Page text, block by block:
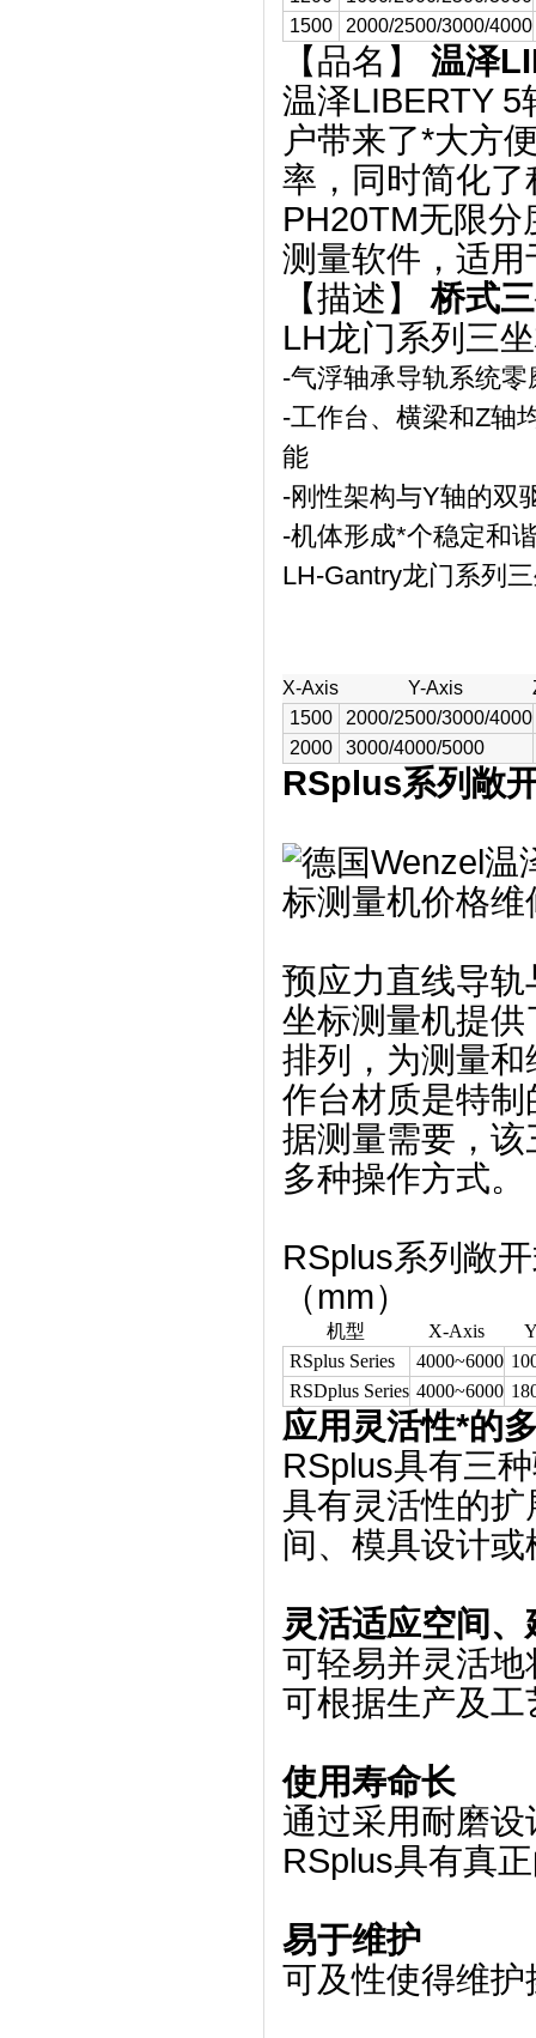
1500
2000/2500/3000/4000
【品名】 温泽
温泽LIBERTY
户带来了*大方
率，同时简化了
PH20TM无限
测量软件，适
【描述】桥式
LH龙门系列三
-气浮轴承导轨系统
-工作台、横梁和Z轴
能
-刚性架构与Y轴的双
-机体形成*个稳定和
LH-Gantry龙门系列
X-Axis Y-Axis
1500
2000/2500/3000/4000
2000
3000/4000/5000
RSplus系列敞
预应力直线导
坐标测量机提
排列，为测量
作台材质是特
据测量需要，
多种操作方式。
RSplus系列敞
（mm）
机型 X-Axis
RSplus Series
4000~6000
RSDplus Series 4000~6000
应用灵活性*的
RSplus具有三
具有灵活性的
间、模具设计
灵活适应空间
可轻易并灵活
可根据生产及
使用寿命长
通过采用耐磨
RSplus具有真
易于维护
可及性使得维